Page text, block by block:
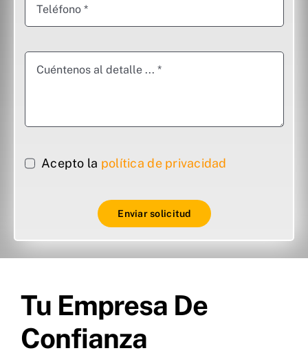
Acepto la política de privacidad
Enviar solicitud
Tu Empresa De
Confianza